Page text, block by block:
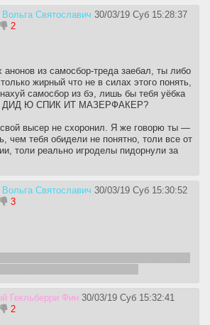
Святославич 30/03/19 Суб 15:28:37
2
анонов из самосбор-треда заебал, ты либо
жирный что не в силах этого понять,
самосбор из бэ, лишь бы тебя уёбка
ДИД Ю СПИК ИТ МАЗЕРФАКЕР?
высер не схоронил. Я же говорю ты —
чем тебя обидели не понятно, толи все от
толи реально игроделы пидорнули за
Святославич 30/03/19 Суб 15:30:52
3
Гекльберри Фин 30/03/19 Суб 15:32:41
2